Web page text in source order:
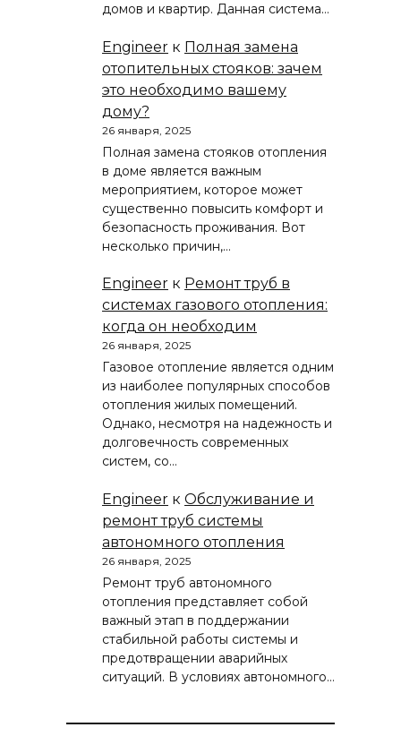
домов и квартир. Данная система…
Engineer к Полная замена
отопительных стояков: зачем
это необходимо вашему
дому?
26 января, 2025
Полная замена стояков отопления
в доме является важным
мероприятием, которое может
существенно повысить комфорт и
безопасность проживания. Вот
несколько причин,…
Engineer к Ремонт труб в
системах газового отопления:
когда он необходим
26 января, 2025
Газовое отопление является одним
из наиболее популярных способов
отопления жилых помещений.
Однако, несмотря на надежность и
долговечность современных
систем, со…
Engineer к Обслуживание и
ремонт труб системы
автономного отопления
26 января, 2025
Ремонт труб автономного
отопления представляет собой
важный этап в поддержании
стабильной работы системы и
предотвращении аварийных
ситуаций. В условиях автономного…